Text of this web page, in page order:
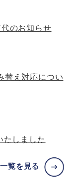
のお知らせ
替え対応につい
たしました
一覧を見る